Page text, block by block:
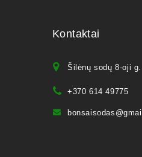
Kontaktai
Šilėnų sodų 8-oji
+370 614 49775